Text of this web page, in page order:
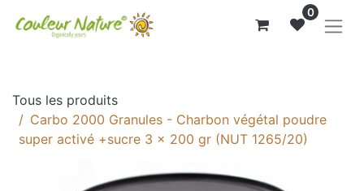
0
Tous les produits
Carbo 2000 Granules - Charbon végétal poudre
super activé +sucre 3 x 200 gr (NUT 1265/20)